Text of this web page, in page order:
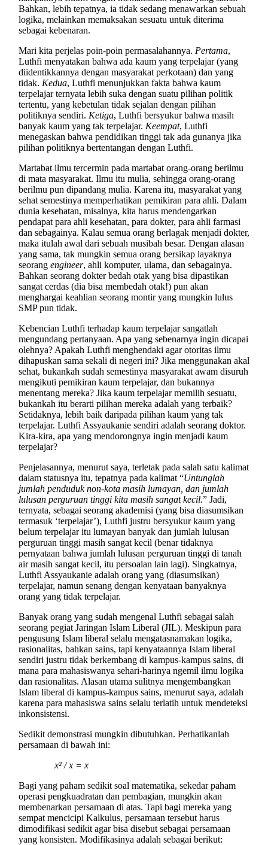
Bahkan, lebih tepatnya, ia tidak sedang menawarkan sebuah
logika, melainkan memaksakan sesuatu untuk diterima
sebagai kebenaran.
Mari kita perjelas poin-poin permasalahannya. Pertama,
Luthfi menyatakan bahwa ada kaum yang terpelajar (yang
diidentikkannya dengan masyarakat perkotaan) dan yang
tidak. Kedua, Luthfi menunjukkan fakta bahwa kaum
terpelajar ternyata lebih suka dengan suatu pilihan politik
tertentu, yang kebetulan tidak sejalan dengan pilihan
politiknya sendiri. Ketiga, Luthfi bersyukur bahwa masih
banyak kaum yang tak terpelajar. Keempat, Luthfi
menegaskan bahwa pendidikan tinggi tak ada gunanya jika
pilihan politiknya bertentangan dengan Luthfi.
Martabat ilmu tercermin pada martabat orang-orang berilmu
di mata masyarakat. Ilmu itu mulia, sehingga orang-orang
berilmu pun dipandang mulia. Karena itu, masyarakat yang
sehat semestinya memperhatikan pemikiran para ahli. Dalam
dunia kesehatan, misalnya, kita harus mendengarkan
pendapat para ahli kesehatan, para dokter, para ahli farmasi
dan sebagainya. Kalau semua orang berlagak menjadi dokter,
maka itulah awal dari sebuah musibah besar. Dengan alasan
yang sama, tak mungkin semua orang bersikap layaknya
seorang engineer, ahli komputer, ulama, dan sebagainya.
Bahkan seorang dokter bedah otak yang bisa dipastikan
sangat cerdas (dia bisa membedah otak!) pun akan
menghargai keahlian seorang montir yang mungkin lulus
SMP pun tidak.
Kebencian Luthfi terhadap kaum terpelajar sangatlah
mengundang pertanyaan. Apa yang sebenarnya ingin dicapai
olehnya? Apakah Luthfi menghendaki agar otoritas ilmu
dihapuskan sama sekali di negeri ini? Jika menggunakan akal
sehat, bukankah sudah semestinya masyarakat awam disuruh
mengikuti pemikiran kaum terpelajar, dan bukannya
menentang mereka? Jika kaum terpelajar memilih sesuatu,
bukankah itu berarti pilihan mereka adalah yang terbaik?
Setidaknya, lebih baik daripada pilihan kaum yang tak
terpelajar. Luthfi Assyaukanie sendiri adalah seorang doktor.
Kira-kira, apa yang mendorongnya ingin menjadi kaum
terpelajar?
Penjelasannya, menurut saya, terletak pada salah satu kalimat
dalam statusnya itu, tepatnya pada kalimat “Untunglah
jumlah penduduk non-kota masih lumayan, dan jumlah
lulusan perguruan tinggi kita masih sangat kecil.” Jadi,
ternyata, sebagai seorang akademisi (yang bisa diasumsikan
termasuk ‘terpelajar’), Luthfi justru bersyukur kaum yang
belum terpelajar itu lumayan banyak dan jumlah lulusan
perguruan tinggi masih sangat kecil (benar tidaknya
pernyataan bahwa jumlah lulusan perguruan tinggi di tanah
air masih sangat kecil, itu persoalan lain lagi). Singkatnya,
Luthfi Assyaukanie adalah orang yang (diasumsikan)
terpelajar, namun senang dengan kenyataan banyaknya
orang yang tidak terpelajar.
Banyak orang yang sudah mengenal Luthfi sebagai salah
seorang pegiat Jaringan Islam Liberal (JIL). Meskipun para
pengusung Islam liberal selalu mengatasnamakan logika,
rasionalitas, bahkan sains, tapi kenyataannya Islam liberal
sendiri justru tidak berkembang di kampus-kampus sains, di
mana para mahasiswanya sehari-harinya ngemil ilmu logika
dan rasionalitas. Alasan utama sulitnya mengembangkan
Islam liberal di kampus-kampus sains, menurut saya, adalah
karena para mahasiswa sains selalu terlatih untuk mendeteksi
inkonsistensi.
Sedikit demonstrasi mungkin dibutuhkan. Perhatikanlah
persamaan di bawah ini:
x² / x = x
Bagi yang paham sedikit soal matematika, sekedar paham
operasi pengkuadratan dan pembagian, mungkin akan
membenarkan persamaan di atas. Tapi bagi mereka yang
sempat mencicipi Kalkulus, persamaan tersebut harus
dimodifikasi sedikit agar bisa disebut sebagai persamaan
yang konsisten. Modifikasinya adalah sebagai berikut: